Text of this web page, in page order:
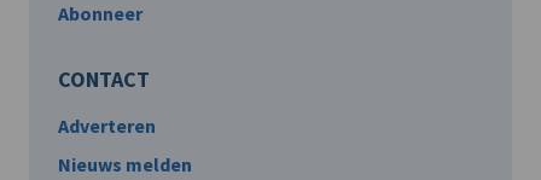
Abonneer
CONTACT
Adverteren
Nieuws melden